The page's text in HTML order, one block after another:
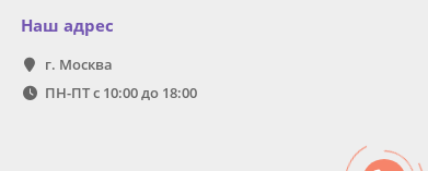
Наш адрес
г. Москва
ПН-ПТ с 10:00 до 18:00